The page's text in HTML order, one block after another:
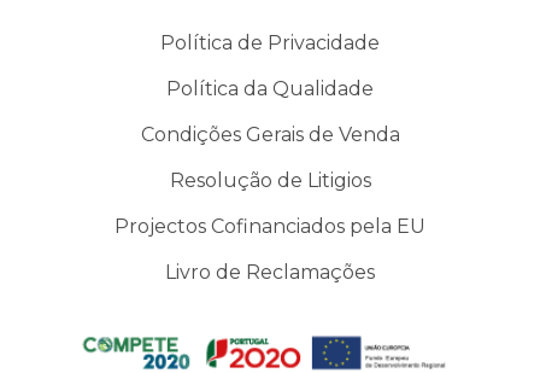
Política de Privacidade
Política da Qualidade
Condições Gerais de Venda
Resolução de Litigios
Projectos Cofinanciados pela EU
Livro de Reclamações